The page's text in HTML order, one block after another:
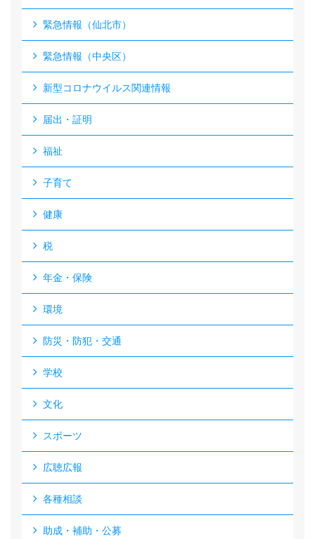
緊急情報（仙北市）
緊急情報（中央区）
新型コロナウイルス関連情報
届出・証明
福祉
子育て
健康
税
年金・保険
環境
防災・防犯・交通
学校
文化
スポーツ
広聴広報
各種相談
助成・補助・公募